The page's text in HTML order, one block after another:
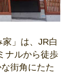
」は、JR白
ナルから徒歩
街角にたた